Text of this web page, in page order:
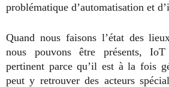
problématique d’automatisation et
Quand nous faisons l’état des
nous pouvons être présents,
pertinent parce qu’il est à la fois
peut y retrouver des acteurs